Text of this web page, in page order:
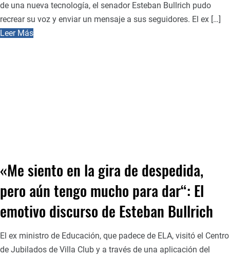
de una nueva tecnología, el senador Esteban Bullrich pudo
recrear su voz y enviar un mensaje a sus seguidores. El ex […]
Leer Más
«Me siento en la gira de despedida,
pero aún tengo mucho para dar“: El
emotivo discurso de Esteban Bullrich
El ex ministro de Educación, que padece de ELA, visitó el Centro
de Jubilados de Villa Club y a través de una aplicación del